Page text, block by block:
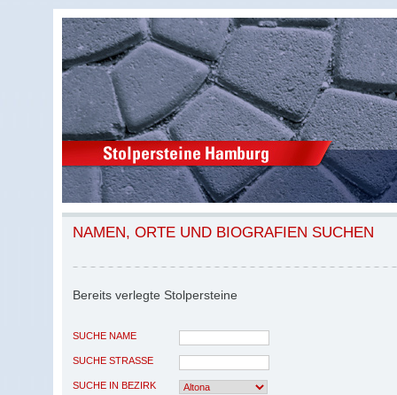
NAMEN, ORTE UND BIOGRAFIEN SUCHEN
Bereits verlegte Stolpersteine
SUCHE NAME
SUCHE STRASSE
SUCHE IN BEZIRK